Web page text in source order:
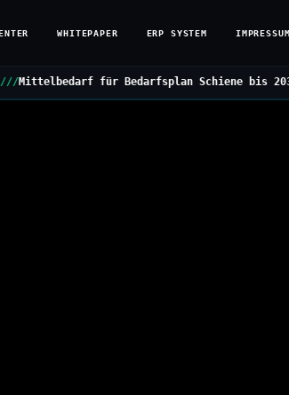
WHITEPAPER ERP SYSTEM
Schiene bis 2032///Grüne stellen